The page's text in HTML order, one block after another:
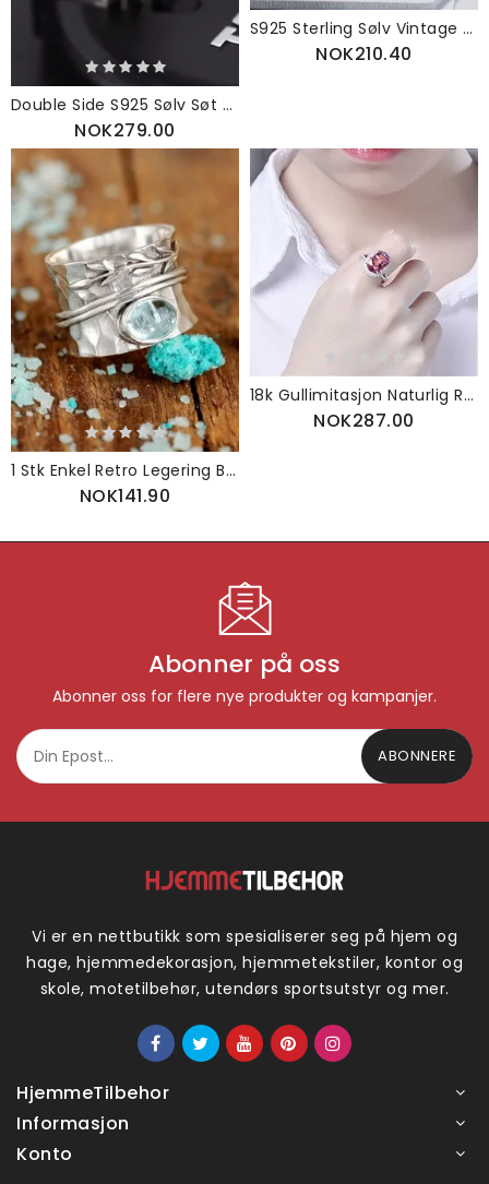
Double Side S925 Sølv Søt Firkantet Zircon Ring
NOK279.00
S925 Sterling Sølv Vintage Daisy Thai Ring Enkel Litterær Stil Solblomst Justerbar
NOK210.40
1 Stk Enkel Retro Legering Blader Krystall Zircon Roterbar Dekompresjonsring
NOK141.90
18k Gullimitasjon Naturlig Rosa Turmalinring Med Diamanter Store Løse Stein Diamantbelagte Smykker
NOK287.00
Abonner på oss
Abonner oss for flere nye produkter og kampanjer.
ABONNERE
Vi er en nettbutikk som spesialiserer seg på hjem og
hage, hjemmedekorasjon, hjemmetekstiler, kontor og
skole, motetilbehør, utendørs sportsutstyr og mer.
HjemmeTilbehor
Informasjon
Konto